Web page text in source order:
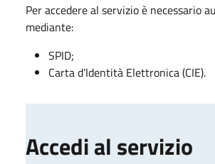
Per accedere al servizio è necessario
mediante:
SPID;
Carta d’Identità Elettronica (CIE).
Accedi al servizio